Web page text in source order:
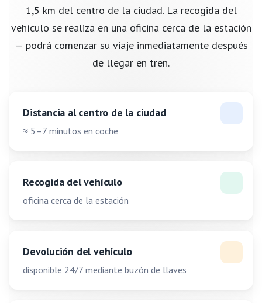
1,5 km del centro de la ciudad. La recogida del
vehículo se realiza en una oficina cerca de la estación
— podrá comenzar su viaje inmediatamente después
de llegar en tren.
Distancia al centro de la ciudad
≈ 5–7 minutos en coche
Recogida del vehículo
oficina cerca de la estación
Devolución del vehículo
disponible 24/7 mediante buzón de llaves